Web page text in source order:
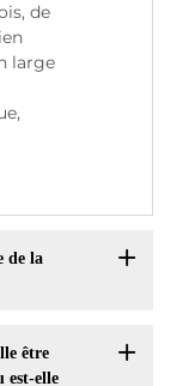
de
large
de la
être
est-elle